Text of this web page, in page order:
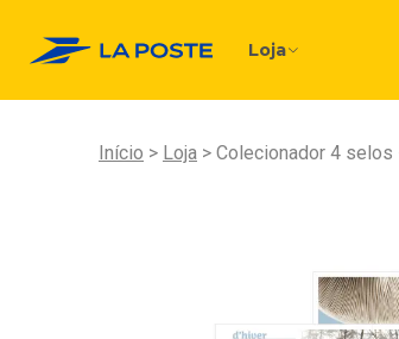
Loja
Início Loja Colecionador 4 selos